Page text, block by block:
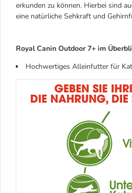
erkunden zu können. Hierbei sind
eine natürliche Sehkraft und
Royal Canin Outdoor 7+ im
Hochwertiges Alleinfutter für